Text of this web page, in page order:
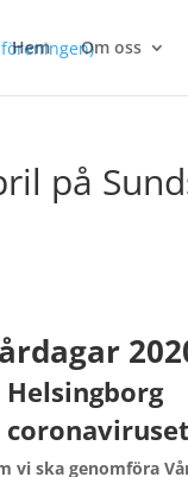
Hem Om oss
på
Helsingborg
vi ska genomföra